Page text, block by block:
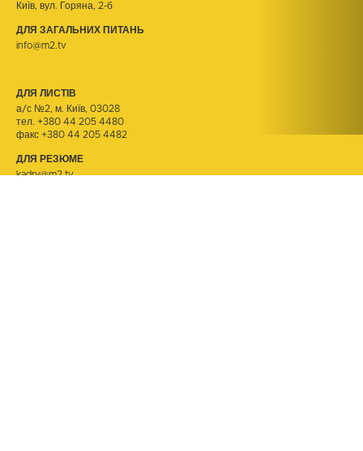
Київ, вул. Горяна, 2-б
ДЛЯ ЗАГАЛЬНИХ ПИТАНЬ
info@m2.tv
ДЛЯ ЛИСТІВ
а/с №2, м. Київ, 03028
тел. +380 44 205 4480
факс +380 44 205 4482
ДЛЯ РЕЗЮМЕ
kadry@m2.tv